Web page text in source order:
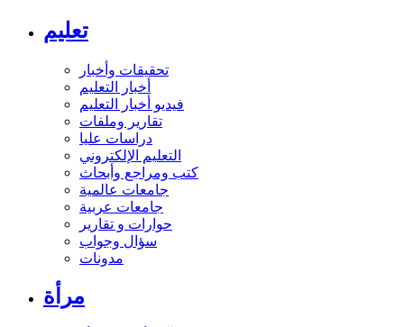
تعليم
تحقيقات وأخبار
أخبار التعليم
فيديو أخبار التعليم
تقارير وملفات
دراسات عليا
التعليم الإلكتروني
كتب ومراجع وأبحاث
جامعات عالمية
جامعات عربية
حوارات و تقارير
سؤال وجواب
مدونات
مرأة